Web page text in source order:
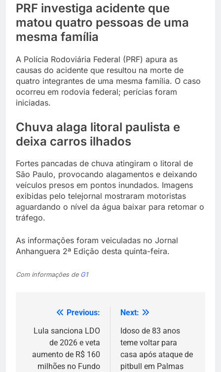
PRF investiga acidente que
matou quatro pessoas de uma
mesma família
A Polícia Rodoviária Federal (PRF) apura as
causas do acidente que resultou na morte de
quatro integrantes de uma mesma família. O caso
ocorreu em rodovia federal; perícias foram
iniciadas.
Chuva alaga litoral paulista e
deixa carros ilhados
Fortes pancadas de chuva atingiram o litoral de
São Paulo, provocando alagamentos e deixando
veículos presos em pontos inundados. Imagens
exibidas pelo telejornal mostraram motoristas
aguardando o nível da água baixar para retomar o
tráfego.
As informações foram veiculadas no Jornal
Anhanguera 2ª Edição desta quinta-feira.
Com informações de G1
Navegação
de
Post
Previous:
Lula sanciona LDO
de 2026 e veta
aumento de R$ 160
milhões no Fundo
Next:
Idoso de 83 anos
teme voltar para
casa após ataque de
pitbull em Palmas